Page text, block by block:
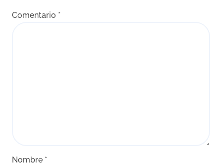
Comentario *
Nombre *